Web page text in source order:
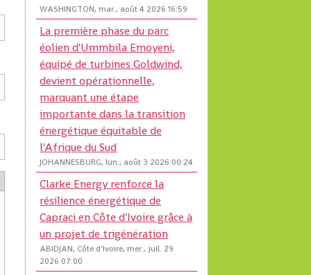
WASHINGTON, mar., août 4 2026 16:59
La première phase du parc
éolien d'Ummbila Emoyeni,
équipé de turbines Goldwind,
devient opérationnelle,
marquant une étape
importante dans la transition
énergétique équitable de
l'Afrique du Sud
JOHANNESBURG, lun., août 3 2026 00:24
Clarke Energy renforce la
résilience énergétique de
Capraci en Côte d'Ivoire grâce à
un projet de trigénération
ABIDJAN, Côte d'Ivoire, mer., juil. 29
2026 07:00